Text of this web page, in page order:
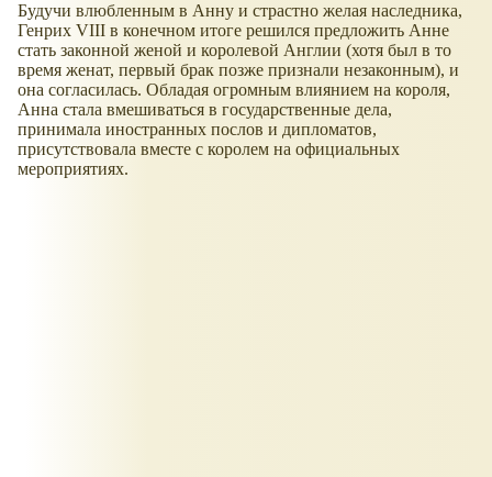
Будучи влюбленным в Анну и страстно желая наследника,
Генрих VIII в конечном итоге решился предложить Анне
стать законной женой и королевой Англии (хотя был в то
время женат, первый брак позже признали незаконным), и
она согласилась. Обладая огромным влиянием на короля,
Анна стала вмешиваться в государственные дела,
принимала иностранных послов и дипломатов,
присутствовала вместе с королем на официальных
мероприятиях.